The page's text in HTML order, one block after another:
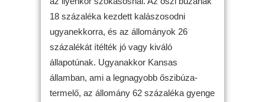
18 százaléka kezdett kalászosodni
ugyanekkorra, és az állományok 26
százalékát ítélték jó vagy kiváló
állapotúnak. Ugyanakkor Kansas
államban, ami a legnagyobb őszibúza-
termelő, az állomány 62 százaléka gyenge